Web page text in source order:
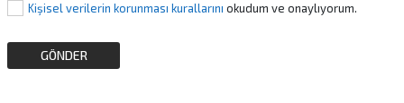
Kişisel verilerin korunması kurallarını okudum ve onaylıyorum.